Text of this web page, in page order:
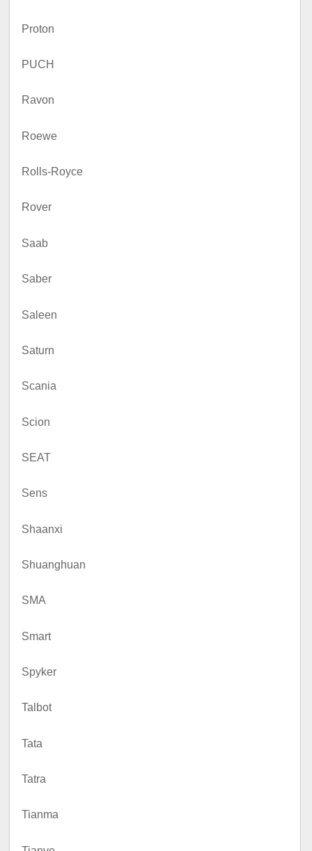
Proton
PUCH
Ravon
Roewe
Rolls-Royce
Rover
Saab
Saber
Saleen
Saturn
Scania
Scion
SEAT
Sens
Shaanxi
Shuanghuan
SMA
Smart
Spyker
Talbot
Tata
Tatra
Tianma